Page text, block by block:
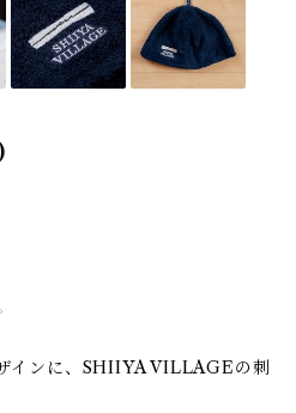
インに、SHIIYA VILLAGEの刺